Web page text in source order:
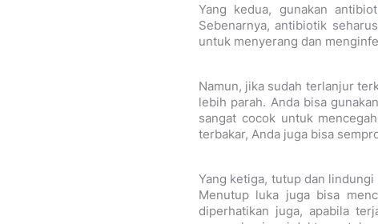
Yang kedua, gunakan
Sebenarnya, antibiotik
untuk menyerang dan
Namun, jika sudah terlanjur
lebih parah. Anda bisa gunakan
sangat cocok untuk
terbakar, Anda juga bisa
Yang ketiga, tutup dan
Menutup luka juga bisa
diperhatikan juga, apabila